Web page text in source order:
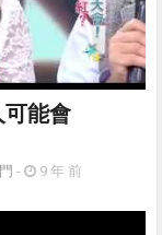
可能會
- 9 年 前